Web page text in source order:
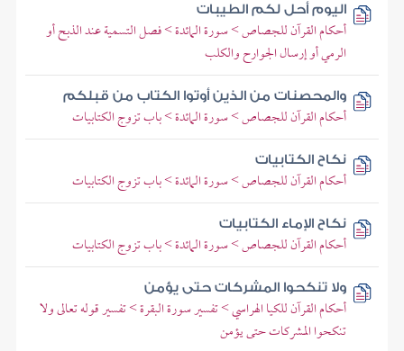
اليوم أحل لكم الطيبات
أحكام القرآن للجصاص > سورة المائدة > فصل التسمية عند الذبح أو
الرمي أو إرسال الجوارح والكلب
والمحصنات من الذين أوتوا الكتاب من قبلكم
أحكام القرآن للجصاص > سورة المائدة > باب تزوج الكتابيات
نكاح الكتابيات
أحكام القرآن للجصاص > سورة المائدة > باب تزوج الكتابيات
نكاح الإماء الكتابيات
أحكام القرآن للجصاص > سورة المائدة > باب تزوج الكتابيات
ولا تنكحوا المشركات حتى يؤمن
أحكام القرآن للكيا الهراسي > تفسير سورة البقرة > تفسير قوله تعالى ولا
تنكحوا المشركات حتى يؤمن